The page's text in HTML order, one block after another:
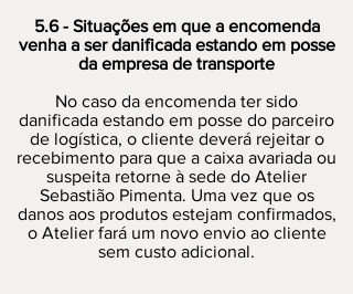
5.6 - Situações em que a encomenda
venha a ser danificada estando em posse
da empresa de transporte
No caso da encomenda ter sido
danificada estando em posse do parceiro
de logística, o cliente deverá rejeitar o
recebimento para que a caixa avariada ou
suspeita retorne à sede do Atelier
Sebastião Pimenta. Uma vez que os
danos aos produtos estejam confirmados,
o Atelier fará um novo envio ao cliente
sem custo adicional.